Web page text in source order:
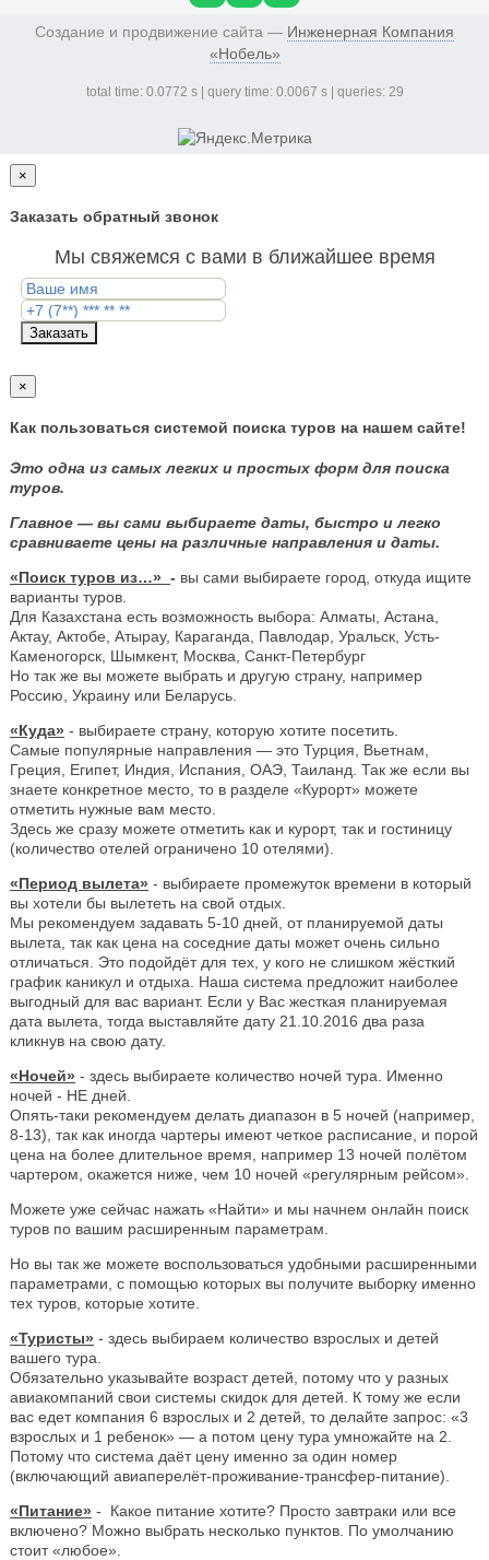
Создание и продвижение сайта — Инженерная Компания
«Нобель»
total time: 0.0772 s | query time: 0.0067 s | queries: 29
×
Заказать обратный звонок
Мы свяжемся с вами в ближайшее время
Заказать
×
Как пользоваться системой поиска туров на нашем сайте!
Это одна из самых легких и простых форм для поиска
туров.
Главное — вы сами выбираете даты, быстро и легко
сравниваете цены на различные направления и даты.
«Поиск туров из…» - вы сами выбираете город, откуда ищите
варианты туров.
Для Казахстана есть возможность выбора: Алматы, Астана,
Актау, Актобе, Атырау, Караганда, Павлодар, Уральск, Усть-
Каменогорск, Шымкент, Москва, Санкт-Петербург
Но так же вы можете выбрать и другую страну, например
Россию, Украину или Беларусь.
«Куда» - выбираете страну, которую хотите посетить.
Самые популярные направления — это Турция, Вьетнам,
Греция, Египет, Индия, Испания, ОАЭ, Таиланд. Так же если вы
знаете конкретное место, то в разделе «Курорт» можете
отметить нужные вам место.
Здесь же сразу можете отметить как и курорт, так и гостиницу
(количество отелей ограничено 10 отелями).
«Период вылета» - выбираете промежуток времени в который
вы хотели бы вылететь на свой отдых.
Мы рекомендуем задавать 5-10 дней, от планируемой даты
вылета, так как цена на соседние даты может очень сильно
отличаться. Это подойдёт для тех, у кого не слишком жёсткий
график каникул и отдыха. Наша система предложит наиболее
выгодный для вас вариант. Если у Вас жесткая планируемая
дата вылета, тогда выставляйте дату 21.10.2016 два раза
кликнув на свою дату.
«Ночей» - здесь выбираете количество ночей тура. Именно
ночей - НЕ дней.
Опять-таки рекомендуем делать диапазон в 5 ночей (например,
8-13), так как иногда чартеры имеют четкое расписание, и порой
цена на более длительное время, например 13 ночей полётом
чартером, окажется ниже, чем 10 ночей «регулярным рейсом».
Можете уже сейчас нажать «Найти» и мы начнем онлайн поиск
туров по вашим расширенным параметрам.
Но вы так же можете воспользоваться удобными расширенными
параметрами, с помощью которых вы получите выборку именно
тех туров, которые хотите.
«Туристы» - здесь выбираем количество взрослых и детей
вашего тура.
Обязательно указывайте возраст детей, потому что у разных
авиакомпаний свои системы скидок для детей. К тому же если
вас едет компания 6 взрослых и 2 детей, то делайте запрос: «3
взрослых и 1 ребенок» — а потом цену тура умножайте на 2.
Потому что система даёт цену именно за один номер
(включающий авиаперелёт-проживание-трансфер-питание).
«Питание» - Какое питание хотите? Просто завтраки или все
включено? Можно выбрать несколько пунктов. По умолчанию
стоит «любое».